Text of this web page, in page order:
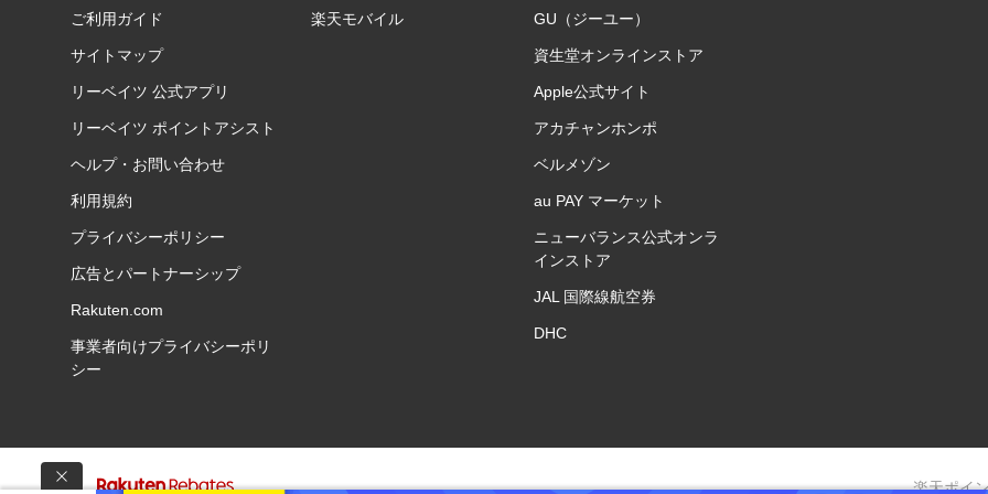
ご利用ガイド
サイトマップ
リーベイツ 公式アプリ
リーベイツ ポイントアシスト
ヘルプ・お問い合わせ
利用規約
プライバシーポリシー
広告とパートナーシップ
Rakuten.com
事業者向けプライバシーポリ
シー
楽天モバイル GU（ジーユー）
資生堂オンラインストア
Apple公式サイト
アカチャンホンポ
ベルメゾン
au PAY マーケット
ニューバランス公式オンラ
インストア
JAL 国際線航空券
DHC
楽天ポイ